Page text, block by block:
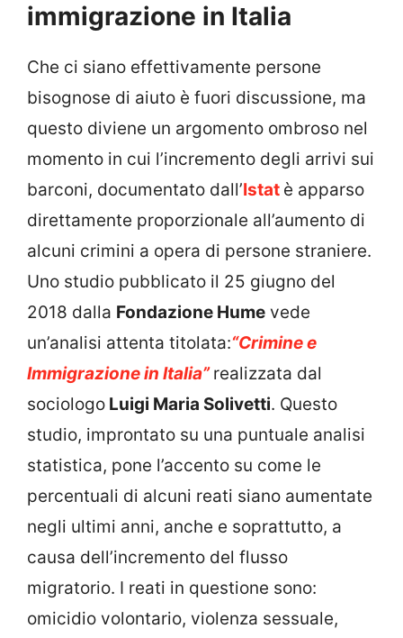
immigrazione in Italia
Che ci siano effettivamente persone
bisognose di aiuto è fuori discussione, ma
questo diviene un argomento ombroso nel
momento in cui l’incremento degli arrivi sui
barconi, documentato dall’Istat è apparso
direttamente proporzionale all’aumento di
alcuni crimini a opera di persone straniere.
Uno studio pubblicato il 25 giugno del
2018 dalla Fondazione Hume vede
un’analisi attenta titolata:“Crimine e
Immigrazione in Italia” realizzata dal
sociologo Luigi Maria Solivetti. Questo
studio, improntato su una puntuale analisi
statistica, pone l’accento su come le
percentuali di alcuni reati siano aumentate
negli ultimi anni, anche e soprattutto, a
causa dell’incremento del flusso
migratorio. I reati in questione sono:
omicidio volontario, violenza sessuale,